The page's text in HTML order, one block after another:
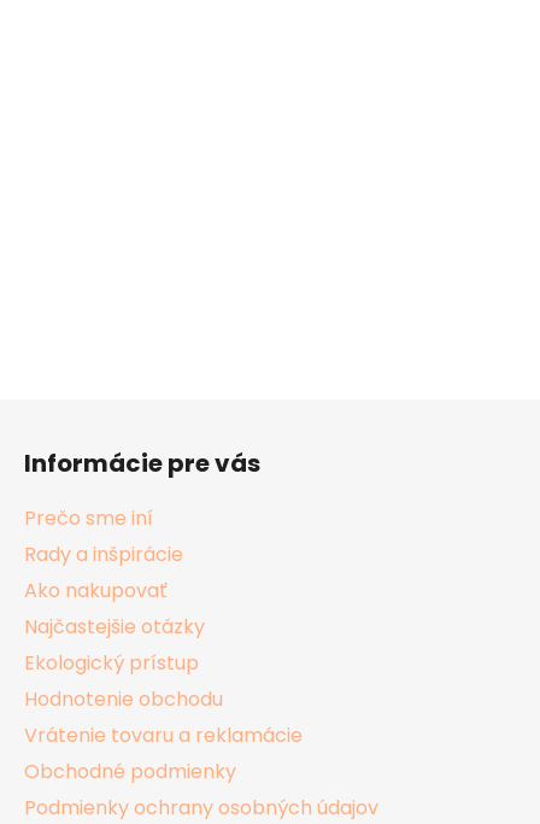
Informácie pre vás
Prečo sme iní
Rady a inšpirácie
Ako nakupovať
Najčastejšie otázky
Ekologický prístup
Hodnotenie obchodu
Vrátenie tovaru a reklamácie
Obchodné podmienky
Podmienky ochrany osobných údajov